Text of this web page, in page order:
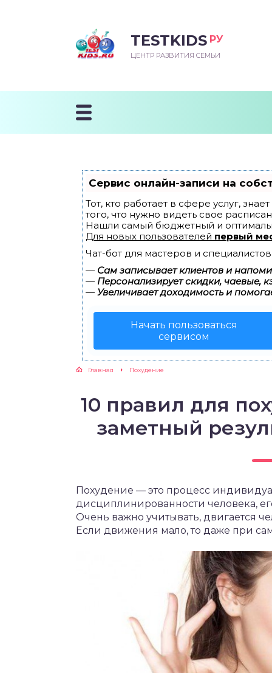
TESTKIDS РУ
ЦЕНТР РАЗВИТИЯ СЕМЬИ
Сервис онлайн-записи на
Тот, кто работает в сфере услуг,
того, что нужно видеть свое
Нашли самый бюджетный и
Для новых пользователей первый
Чат-бот для мастеров и
— Сам записывает клиентов и
— Персонализирует скидки, чаевые,
— Увеличивает доходимость и
Начать пользоваться
сервисом
Главная Похудение
10 правил для
заметный
Похудение — это процесс
дисциплинированности человека,
Очень важно учитывать, двигается
Если движения мало, то даже при
МЕСЯЦ
ПЕРВОГО
УЧИТСЯ
ПОСЛЕ ГОДА
К ШКОЛЕ
ДОШКОЛЬНИКА
ШКОЛА
ШКОЛЬНИКА
ШКОЛЬНИКА